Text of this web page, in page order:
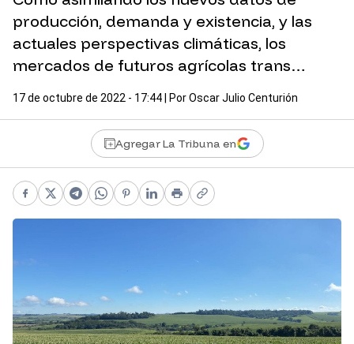
producción, demanda y existencia, y las
actuales perspectivas climáticas, los
mercados de futuros agrícolas trans…
17 de octubre de 2022 - 17:44 | PorOscar Julio Centurión
Agregar La Tribuna en
Facebook
X Telegram
WhatsApp
Pinterest
LinkedIn
PrintCopy link